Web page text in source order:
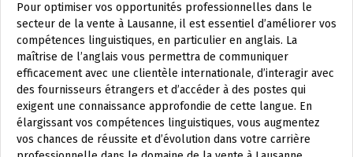
Pour optimiser vos opportunités professionnelles dans le
secteur de la vente à Lausanne, il est essentiel d’améliorer vos
compétences linguistiques, en particulier en anglais. La
maîtrise de l’anglais vous permettra de communiquer
efficacement avec une clientèle internationale, d’interagir avec
des fournisseurs étrangers et d’accéder à des postes qui
exigent une connaissance approfondie de cette langue. En
élargissant vos compétences linguistiques, vous augmentez
vos chances de réussite et d’évolution dans votre carrière